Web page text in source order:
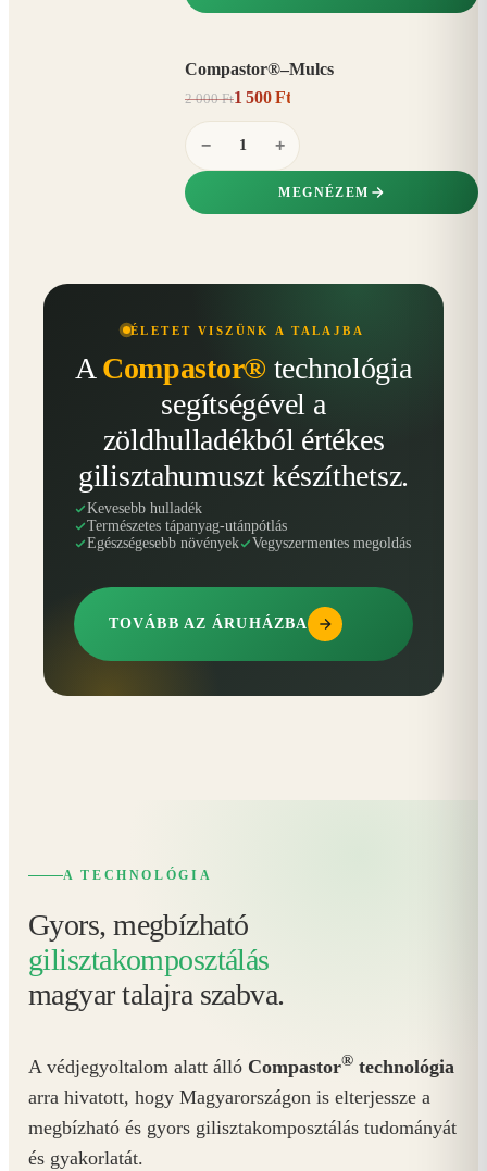
Compastor®–Mulcs
2 000 Ft1 500 Ft
− +
MEGNÉZEM
ÉLETET VISZÜNK A TALAJBA
A Compastor® technológia
segítségével a
zöldhulladékból értékes
gilisztahumuszt készíthetsz.
Kevesebb hulladék
Természetes tápanyag-utánpótlás
Egészségesebb növények
Vegyszermentes megoldás
TOVÁBB AZ ÁRUHÁZBA
A TECHNOLÓGIA
Gyors, megbízható
gilisztakomposztálás
magyar talajra szabva.
A védjegyoltalom alatt álló Compastor® technológia
arra hivatott, hogy Magyarországon is elterjessze a
megbízható és gyors gilisztakomposztálás tudományát
és gyakorlatát.